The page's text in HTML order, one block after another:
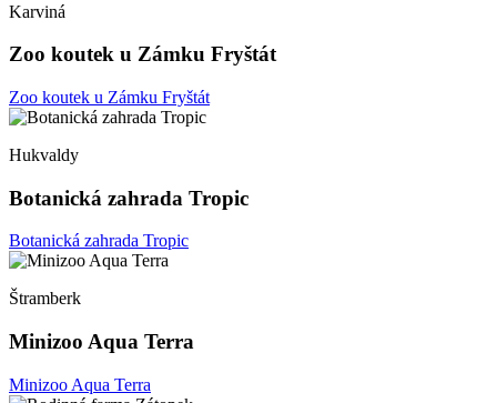
Karviná
Zoo koutek u Zámku Fryštát
Zoo koutek u Zámku Fryštát
Hukvaldy
Botanická zahrada Tropic
Botanická zahrada Tropic
Štramberk
Minizoo Aqua Terra
Minizoo Aqua Terra